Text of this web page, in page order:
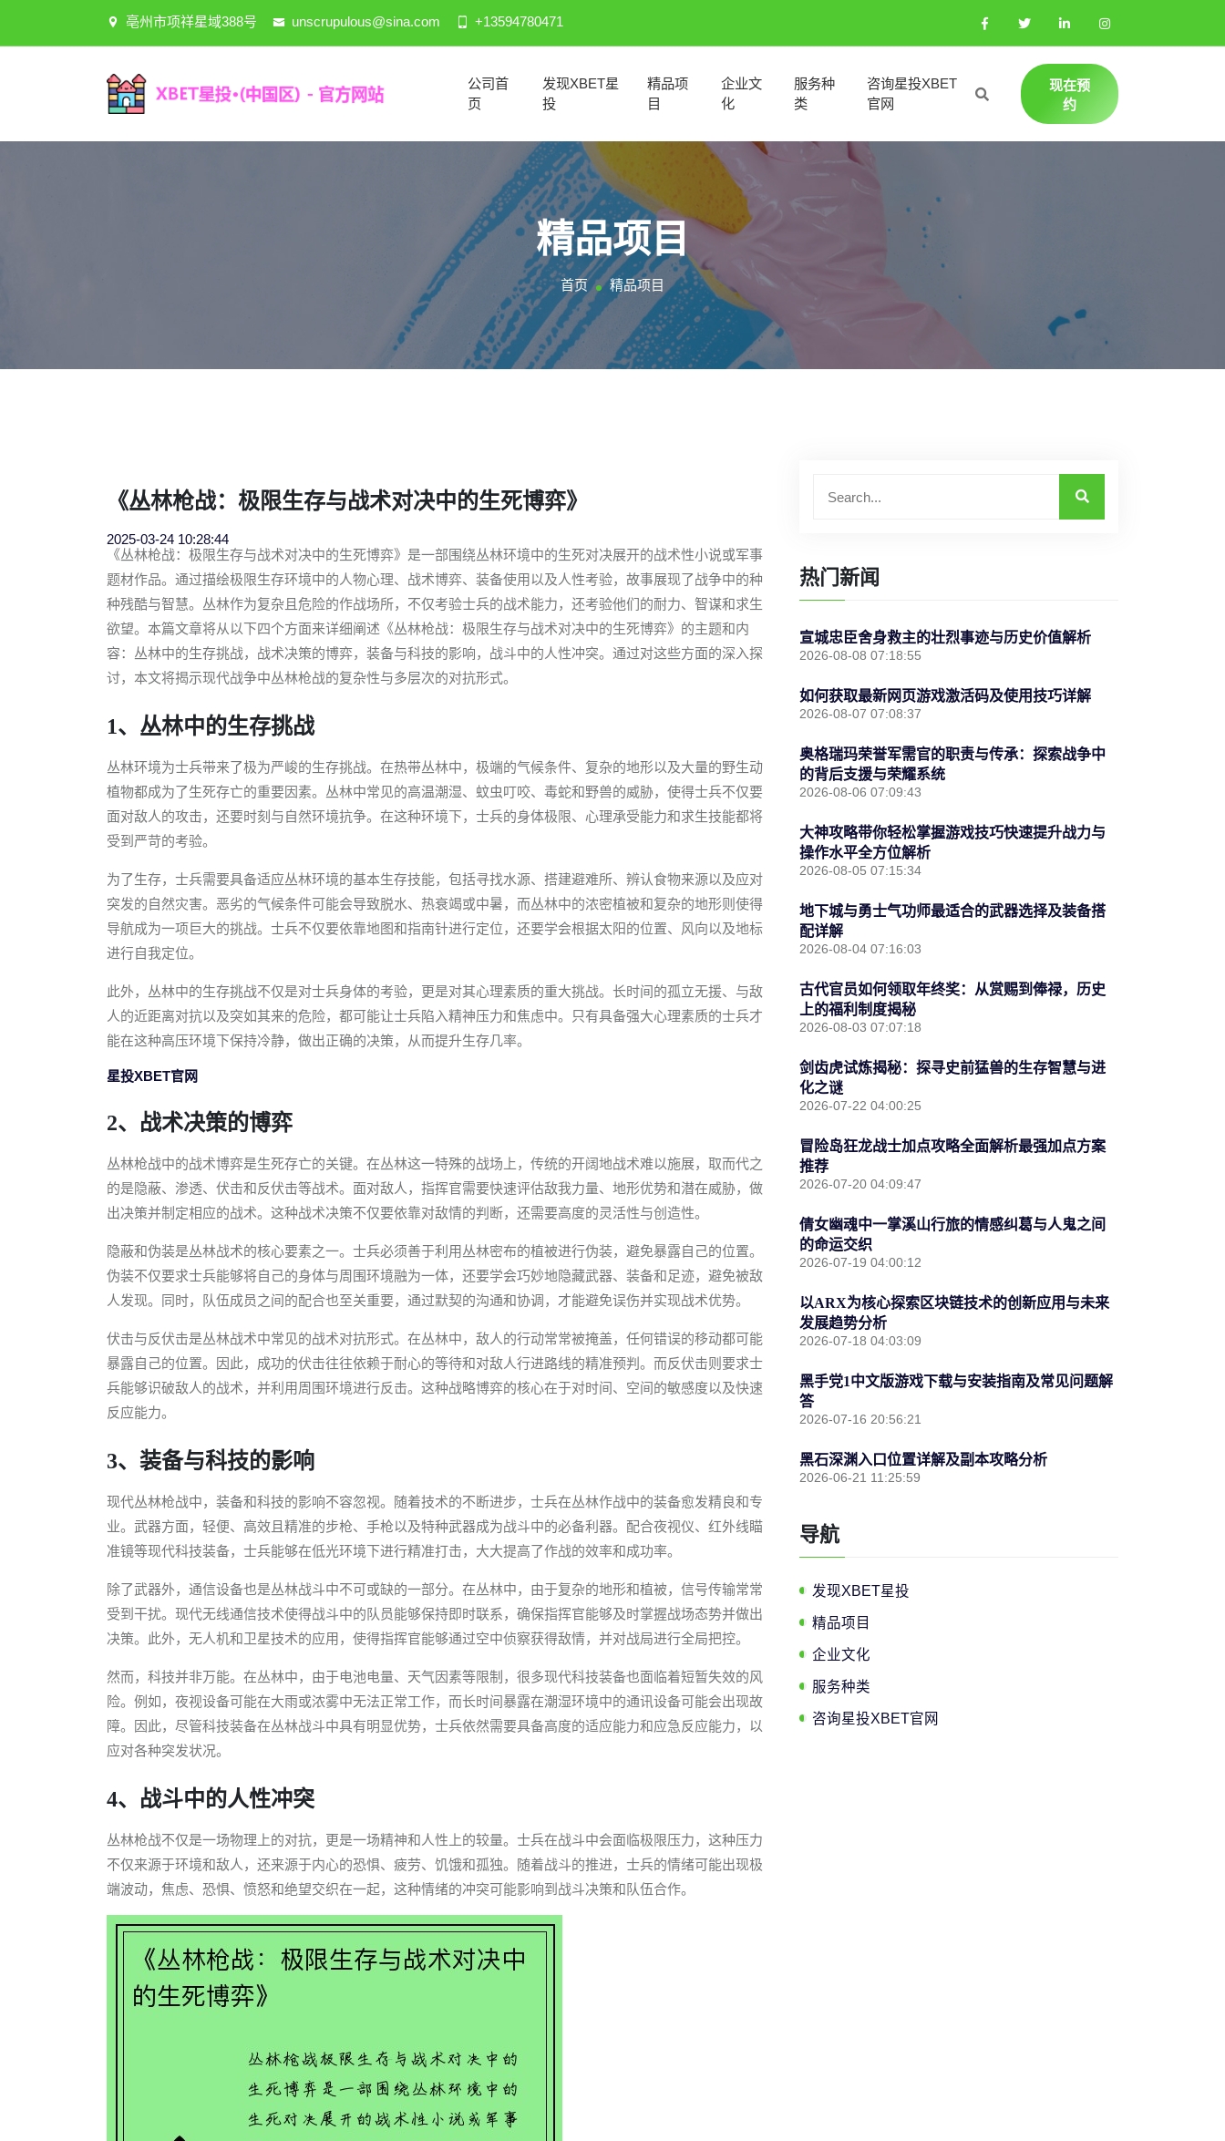
亳州市项祥星域388号 unscrupulous@sina.com +13594780471
公司首
页
发现XBET星
投
精品项
目
企业文
化
服务种
类
咨询星投XBET
官网
现在预
约
精品项目
首页 精品项目
《丛林枪战：极限生存与战术对决中的生死博弈》
2025-03-24 10:28:44
《丛林枪战：极限生存与战术对决中的生死博弈》是一部围绕丛林环境中的生死对决展开的战术性小说或军事
题材作品。通过描绘极限生存环境中的人物心理、战术博弈、装备使用以及人性考验，故事展现了战争中的种
种残酷与智慧。丛林作为复杂且危险的作战场所，不仅考验士兵的战术能力，还考验他们的耐力、智谋和求生
欲望。本篇文章将从以下四个方面来详细阐述《丛林枪战：极限生存与战术对决中的生死博弈》的主题和内
容：丛林中的生存挑战，战术决策的博弈，装备与科技的影响，战斗中的人性冲突。通过对这些方面的深入探
讨，本文将揭示现代战争中丛林枪战的复杂性与多层次的对抗形式。
1、丛林中的生存挑战
丛林环境为士兵带来了极为严峻的生存挑战。在热带丛林中，极端的气候条件、复杂的地形以及大量的野生动
植物都成为了生死存亡的重要因素。丛林中常见的高温潮湿、蚊虫叮咬、毒蛇和野兽的威胁，使得士兵不仅要
面对敌人的攻击，还要时刻与自然环境抗争。在这种环境下，士兵的身体极限、心理承受能力和求生技能都将
受到严苛的考验。
为了生存，士兵需要具备适应丛林环境的基本生存技能，包括寻找水源、搭建避难所、辨认食物来源以及应对
突发的自然灾害。恶劣的气候条件可能会导致脱水、热衰竭或中暑，而丛林中的浓密植被和复杂的地形则使得
导航成为一项巨大的挑战。士兵不仅要依靠地图和指南针进行定位，还要学会根据太阳的位置、风向以及地标
进行自我定位。
此外，丛林中的生存挑战不仅是对士兵身体的考验，更是对其心理素质的重大挑战。长时间的孤立无援、与敌
人的近距离对抗以及突如其来的危险，都可能让士兵陷入精神压力和焦虑中。只有具备强大心理素质的士兵才
能在这种高压环境下保持冷静，做出正确的决策，从而提升生存几率。
星投XBET官网
2、战术决策的博弈
丛林枪战中的战术博弈是生死存亡的关键。在丛林这一特殊的战场上，传统的开阔地战术难以施展，取而代之
的是隐蔽、渗透、伏击和反伏击等战术。面对敌人，指挥官需要快速评估敌我力量、地形优势和潜在威胁，做
出决策并制定相应的战术。这种战术决策不仅要依靠对敌情的判断，还需要高度的灵活性与创造性。
隐蔽和伪装是丛林战术的核心要素之一。士兵必须善于利用丛林密布的植被进行伪装，避免暴露自己的位置。
伪装不仅要求士兵能够将自己的身体与周围环境融为一体，还要学会巧妙地隐藏武器、装备和足迹，避免被敌
人发现。同时，队伍成员之间的配合也至关重要，通过默契的沟通和协调，才能避免误伤并实现战术优势。
伏击与反伏击是丛林战术中常见的战术对抗形式。在丛林中，敌人的行动常常被掩盖，任何错误的移动都可能
暴露自己的位置。因此，成功的伏击往往依赖于耐心的等待和对敌人行进路线的精准预判。而反伏击则要求士
兵能够识破敌人的战术，并利用周围环境进行反击。这种战略博弈的核心在于对时间、空间的敏感度以及快速
反应能力。
3、装备与科技的影响
现代丛林枪战中，装备和科技的影响不容忽视。随着技术的不断进步，士兵在丛林作战中的装备愈发精良和专
业。武器方面，轻便、高效且精准的步枪、手枪以及特种武器成为战斗中的必备利器。配合夜视仪、红外线瞄
准镜等现代科技装备，士兵能够在低光环境下进行精准打击，大大提高了作战的效率和成功率。
除了武器外，通信设备也是丛林战斗中不可或缺的一部分。在丛林中，由于复杂的地形和植被，信号传输常常
受到干扰。现代无线通信技术使得战斗中的队员能够保持即时联系，确保指挥官能够及时掌握战场态势并做出
决策。此外，无人机和卫星技术的应用，使得指挥官能够通过空中侦察获得敌情，并对战局进行全局把控。
然而，科技并非万能。在丛林中，由于电池电量、天气因素等限制，很多现代科技装备也面临着短暂失效的风
险。例如，夜视设备可能在大雨或浓雾中无法正常工作，而长时间暴露在潮湿环境中的通讯设备可能会出现故
障。因此，尽管科技装备在丛林战斗中具有明显优势，士兵依然需要具备高度的适应能力和应急反应能力，以
应对各种突发状况。
4、战斗中的人性冲突
丛林枪战不仅是一场物理上的对抗，更是一场精神和人性上的较量。士兵在战斗中会面临极限压力，这种压力
不仅来源于环境和敌人，还来源于内心的恐惧、疲劳、饥饿和孤独。随着战斗的推进，士兵的情绪可能出现极
端波动，焦虑、恐惧、愤怒和绝望交织在一起，这种情绪的冲突可能影响到战斗决策和队伍合作。
热门新闻
宣城忠臣舍身救主的壮烈事迹与历史价值解析
2026-08-08 07:18:55
如何获取最新网页游戏激活码及使用技巧详解
2026-08-07 07:08:37
奥格瑞玛荣誉军需官的职责与传承：探索战争中
的背后支援与荣耀系统
2026-08-06 07:09:43
大神攻略带你轻松掌握游戏技巧快速提升战力与
操作水平全方位解析
2026-08-05 07:15:34
地下城与勇士气功师最适合的武器选择及装备搭
配详解
2026-08-04 07:16:03
古代官员如何领取年终奖：从赏赐到俸禄，历史
上的福利制度揭秘
2026-08-03 07:07:18
剑齿虎试炼揭秘：探寻史前猛兽的生存智慧与进
化之谜
2026-07-22 04:00:25
冒险岛狂龙战士加点攻略全面解析最强加点方案
推荐
2026-07-20 04:09:47
倩女幽魂中一掌溪山行旅的情感纠葛与人鬼之间
的命运交织
2026-07-19 04:00:12
以ARX为核心探索区块链技术的创新应用与未来
发展趋势分析
2026-07-18 04:03:09
黑手党1中文版游戏下载与安装指南及常见问题解
答
2026-07-16 20:56:21
黑石深渊入口位置详解及副本攻略分析
2026-06-21 11:25:59
导航
发现XBET星投
精品项目
企业文化
服务种类
咨询星投XBET官网